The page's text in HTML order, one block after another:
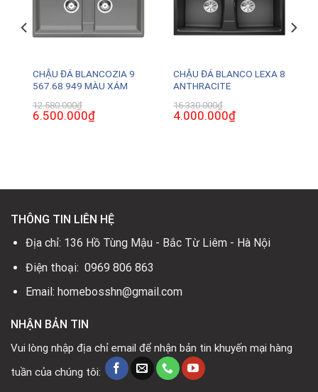
CHẬU ĐÁ BLANCOZIA 9
567.68.949 MÀU XÁM
12.580.000₫
Giá
gốc
6.500.000₫Giá
hiện
CHẬU ĐÁ BLANCO LEXA 8
ANTHRACITE
16.330.000₫
Giá
gốc
4.000.000₫Giá
hiện
THÔNG TIN LIÊN HỆ
Địa chỉ: 136 Hồ Tùng Mậu - Bắc Từ Liêm - Hà Nội
Điện thoại: 0969 806 863
Email: homebosshn@gmail.com
NHẬN BẢN TIN
Vui lòng nhập địa chỉ email để nhận bản tin khuyến mại hàng
tuần của chúng tôi: